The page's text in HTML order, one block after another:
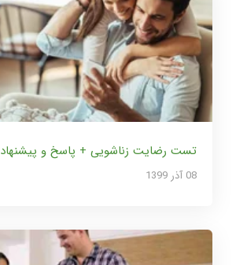
تست رضایت زناشویی + پاسخ و
08 آذر 1399